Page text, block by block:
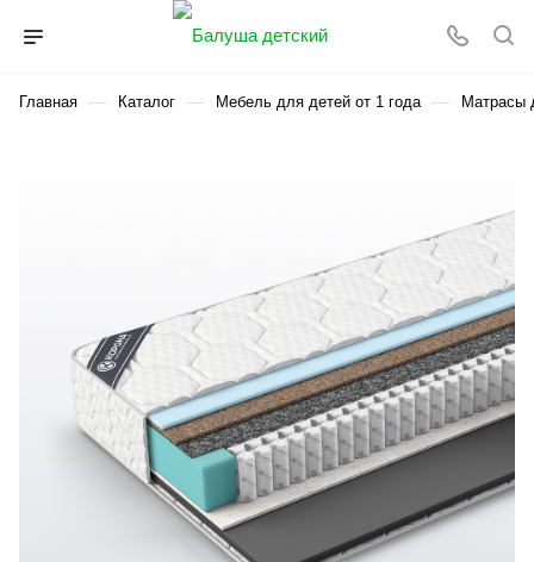
Главная — Каталог — Мебель для детей от 1 года — Матрасы